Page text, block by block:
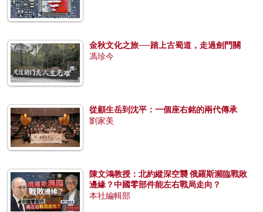
金秋文化之旅──踏上古蜀道，走過劍門關
馮珍今
從顧生岳到沈平：一個座右銘的兩代傳承
劉家美
陳文鴻教授：北約縱深空襲 俄羅斯瀕臨戰敗
邊緣？中國零部件能左右戰局走向？
本社編輯部